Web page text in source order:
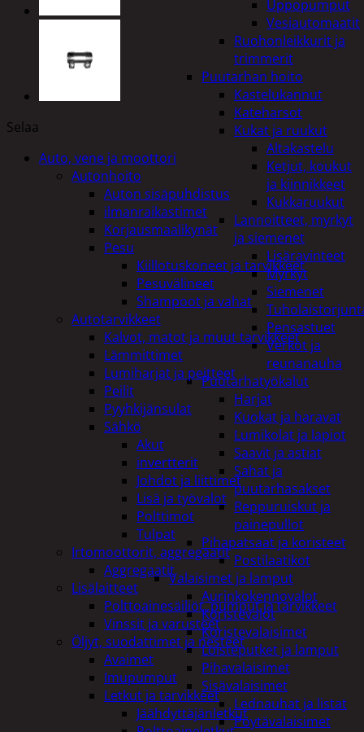
Uppopumput
Vesiautomaatit
Ruohonleikkurit ja
trimmerit
Puutarhan hoito
Kastelukannut
Kateharsot
Kukat ja ruukut
Altakastelu
Ketjut, koukut
ja kiinnikkeet
Kukkaruukut
Lannoitteet, myrkyt
ja siemenet
Lisäravinteet
Myrkyt
Siemenet
Pensastuet
Verkot ja
reunanauha
Puutarhatyökalut
Harjat
Kuokat ja haravat
Lumikolat ja lapiot
Saavit ja astiat
Sahat ja
puutarhasakset
Reppuruiskut ja
painepullot
Pihapatsaat ja koristeet
Postilaatikot
Valaisimet ja lamput
Aurinkokennovalot
Koristevalot
Koristevalaisimet
Loisteputket ja lamput
Pihavalaisimet
Sisävalaisimet
Lednauhat ja listat
Pöytävalaisimet
Selaa
Auto, vene ja moottori
Autonhoito
Auton sisäpuhdistus
ilmanraikastimet
Korjausmaalikynät
Pesu
Kiillotuskoneet ja tarvikkeet
Pesuvälineet
Shampoot ja vahat
Autotarvikkeet
Kalvot, matot ja muut tarvikkeet
Lämmittimet
Lumiharjat ja peitteet
Peilit
Pyyhkijänsulat
Sähkö
Akut
invertterit
Johdot ja liittimet
Lisä ja työvalot
Polttimot
Tulpat
Irtomoottorit, aggregaatit
Aggregaatit
Lisälaitteet
Polttoainesäiliöt, pumput ja tarvikkeet
Vinssit ja varusteet
Öljyt, suodattimet ja nesteet
Avaimet
Imupumput
Letkut ja tarvikkeet
Jäähdyttäjänletkut